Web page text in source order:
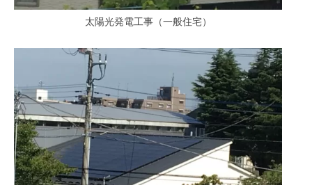
太陽光発電工事（一般住宅）